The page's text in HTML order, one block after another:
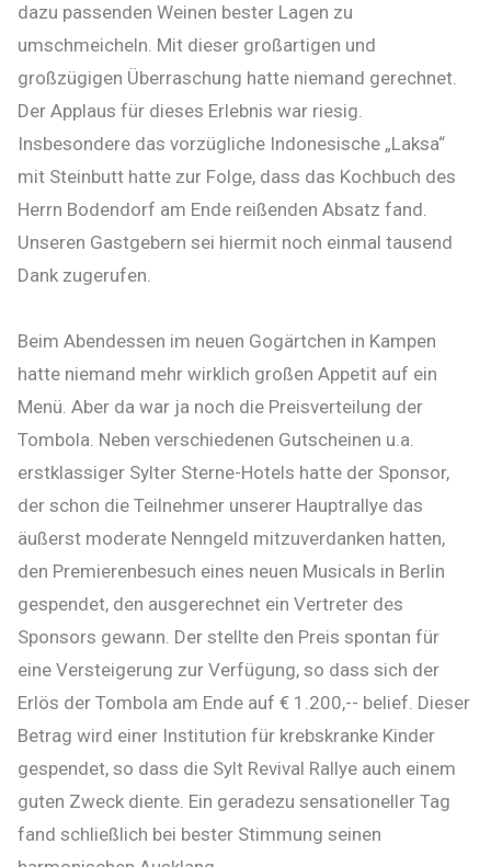
dazu passenden Weinen bester Lagen zu
umschmeicheln. Mit dieser großartigen und
großzügigen Überraschung hatte niemand gerechnet.
Der Applaus für dieses Erlebnis war riesig.
Insbesondere das vorzügliche Indonesische „Laksa“
mit Steinbutt hatte zur Folge, dass das Kochbuch des
Herrn Bodendorf am Ende reißenden Absatz fand.
Unseren Gastgebern sei hiermit noch einmal tausend
Dank zugerufen.
Beim Abendessen im neuen Gogärtchen in Kampen
hatte niemand mehr wirklich großen Appetit auf ein
Menü. Aber da war ja noch die Preisverteilung der
Tombola. Neben verschiedenen Gutscheinen u.a.
erstklassiger Sylter Sterne-Hotels hatte der Sponsor,
der schon die Teilnehmer unserer Hauptrallye das
äußerst moderate Nenngeld mitzuverdanken hatten,
den Premierenbesuch eines neuen Musicals in Berlin
gespendet, den ausgerechnet ein Vertreter des
Sponsors gewann. Der stellte den Preis spontan für
eine Versteigerung zur Verfügung, so dass sich der
Erlös der Tombola am Ende auf € 1.200,-- belief. Dieser
Betrag wird einer Institution für krebskranke Kinder
gespendet, so dass die Sylt Revival Rallye auch einem
guten Zweck diente. Ein geradezu sensationeller Tag
fand schließlich bei bester Stimmung seinen